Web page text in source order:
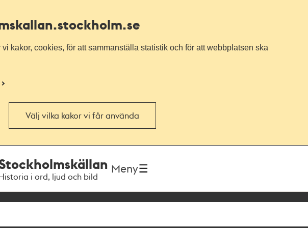
.stockholm.se
kakor, cookies, för att sammanställa statistik och för att webbplatsen ska
Välj vilka kakor vi får använda
i ord, ljud och bild
Meny